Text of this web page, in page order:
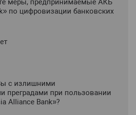
меры, предпринимаемые АКБ
по цифровизации банковских
с излишними
преградами при пользовании
Alliance Bank»?